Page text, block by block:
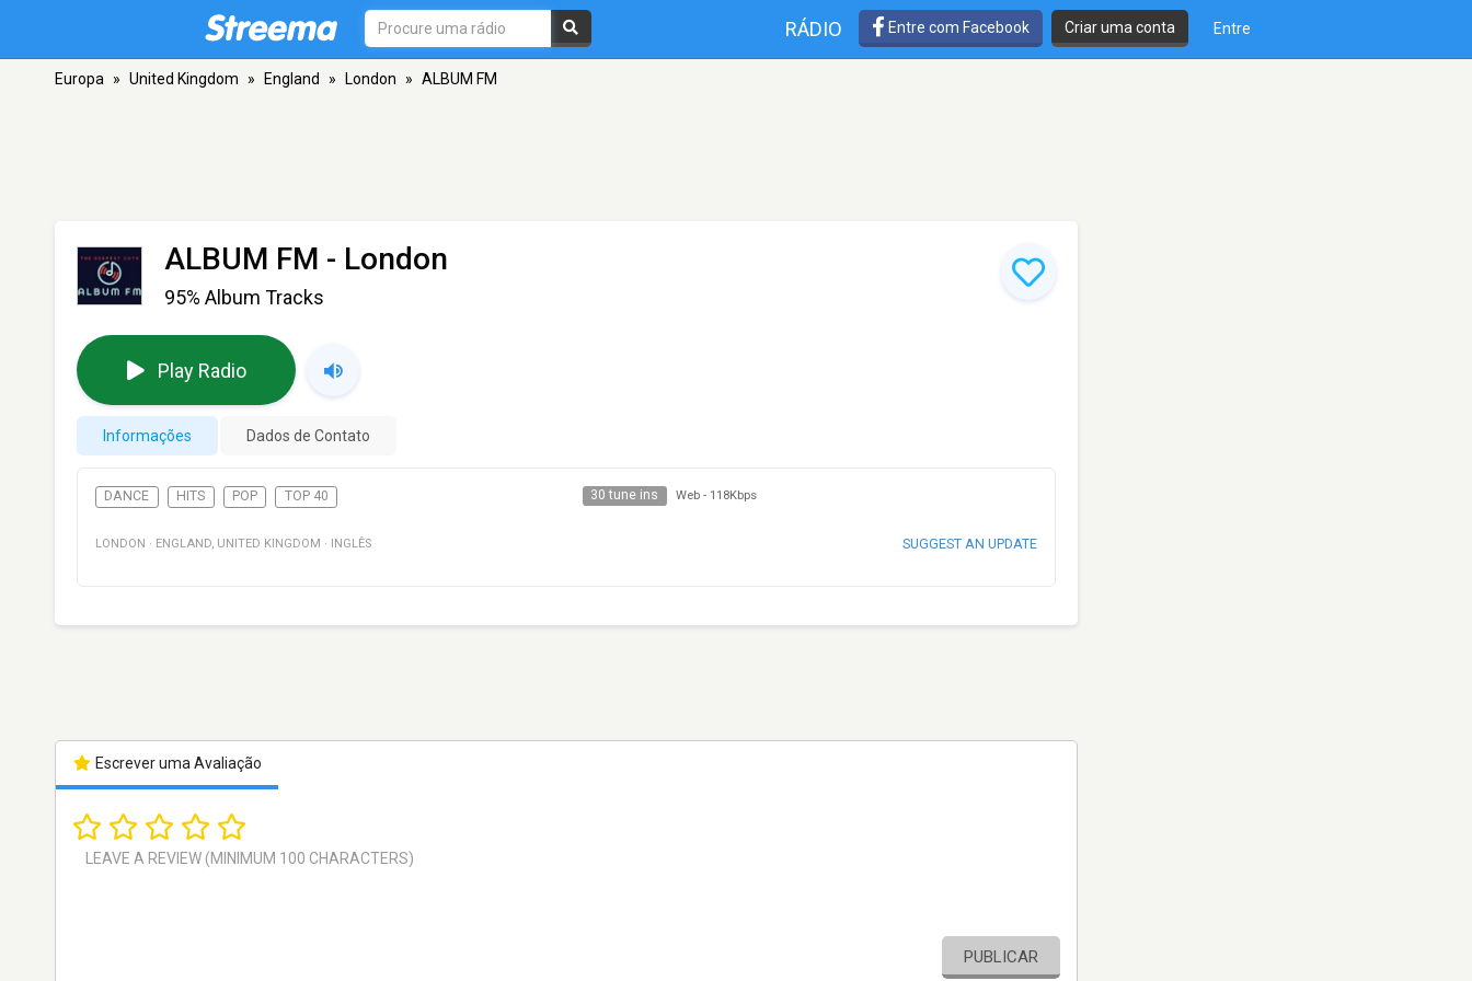
RÁDIO Entre com Facebook Criar uma conta Entre
Europa » United Kingdom » England » London » ALBUM FM
ALBUM FM - London
95% Album Tracks
Play Radio
Informações Dados de Contato
DANCE HITS POP TOP 40 30 tune ins Web - 118Kbps
LONDON · ENGLAND, UNITED KINGDOM · INGLÊS SUGGEST AN UPDATE
Escrever uma Avaliação
PUBLICAR